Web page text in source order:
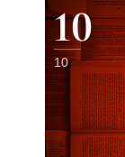
10
10